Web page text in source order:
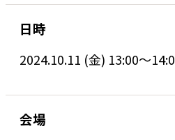
日時
2024.10.11 (金) 13:00〜
会場